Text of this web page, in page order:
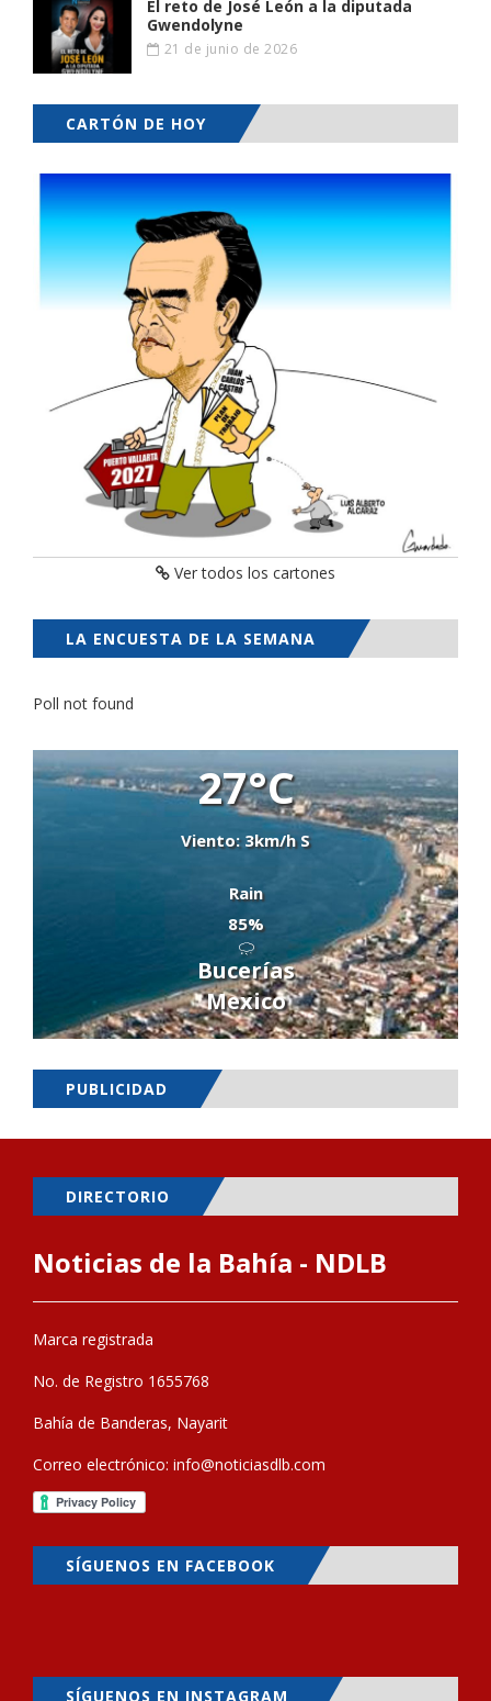
El reto de José León a la diputada
Gwendolyne
21 de junio de 2026
CARTÓN DE HOY
Ver todos los cartones
LA ENCUESTA DE LA SEMANA
Poll not found
27°C
Viento: 3km/h S
Rain
85%
Bucerías
Mexico
PUBLICIDAD
DIRECTORIO
Noticias de la Bahía - NDLB
Marca registrada
No. de Registro 1655768
Bahía de Banderas, Nayarit
Correo electrónico: info@noticiasdlb.com
SÍGUENOS EN FACEBOOK
SÍGUENOS EN INSTAGRAM